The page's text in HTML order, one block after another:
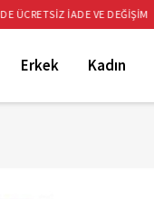
İADE VE DEĞİŞİM
Erkek Kadın